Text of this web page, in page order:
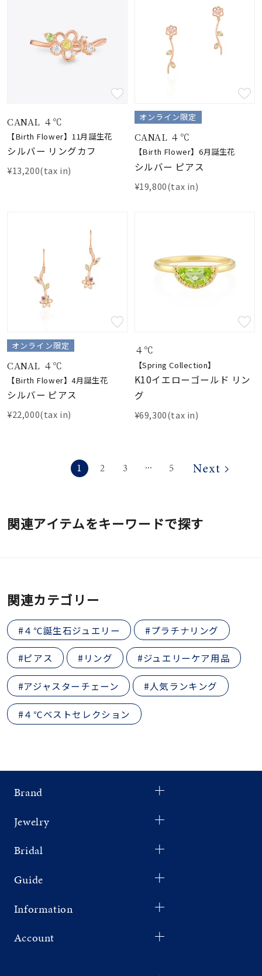
CANAL ４℃
【Birth Flower】11月誕生花
シルバー リングカフ
¥13,200(tax in)
オンライン限定
CANAL ４℃
【Birth Flower】6月誕生花
シルバー ピアス
¥19,800(tax in)
オンライン限定
CANAL ４℃
【Birth Flower】4月誕生花
シルバー ピアス
¥22,000(tax in)
４℃
【Spring Collection】
K10イエローゴールド リン
グ
¥69,300(tax in)
1 2 3 ⋯ 5
関連アイテムをキーワードで探す
関連カテゴリー
#４℃誕生石ジュエリー #プラチナリング
#ピアス #リング #ジュエリーケア用品
#アジャスターチェーン #人気ランキング
#４℃ベストセレクション
Brand
Jewelry
Bridal
Guide
Information
Account